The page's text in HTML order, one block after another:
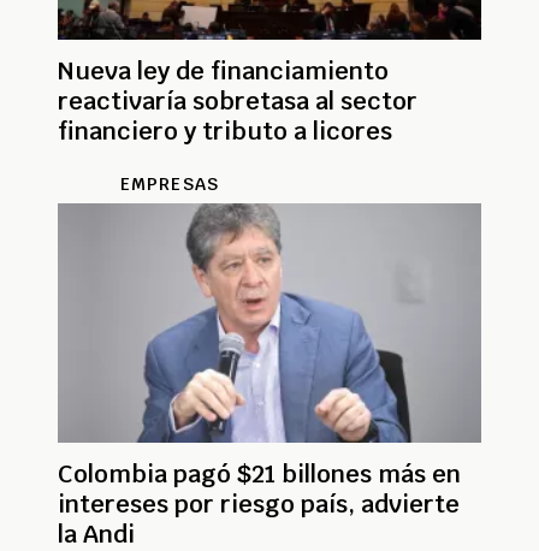
Nueva ley de financiamiento
reactivaría sobretasa al sector
financiero y tributo a licores
EMPRESAS
Colombia pagó $21 billones más en
intereses por riesgo país, advierte
la Andi